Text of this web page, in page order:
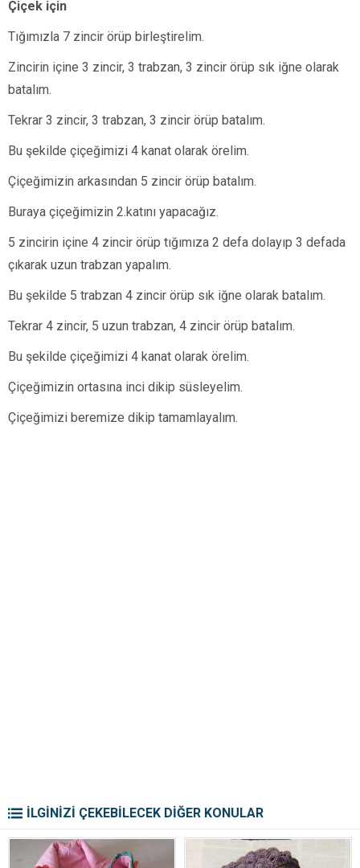
Çiçek için
Tığımızla 7 zincir örüp birleştirelim.
Zincirin içine 3 zincir, 3 trabzan, 3 zincir örüp sık iğne olarak
batalım.
Tekrar 3 zincir, 3 trabzan, 3 zincir örüp batalım.
Bu şekilde çiçeğimizi 4 kanat olarak örelim.
Çiçeğimizin arkasından 5 zincir örüp batalım.
Buraya çiçeğimizin 2.katını yapacağız.
5 zincirin içine 4 zincir örüp tığımıza 2 defa dolayıp 3 defada
çıkarak uzun trabzan yapalım.
Bu şekilde 5 trabzan 4 zincir örüp sık iğne olarak batalım.
Tekrar 4 zincir, 5 uzun trabzan, 4 zincir örüp batalım.
Bu şekilde çiçeğimizi 4 kanat olarak örelim.
Çiçeğimizin ortasına inci dikip süsleyelim.
Çiçeğimizi beremize dikip tamamlayalım.
İLGİNİZİ ÇEKEBİLECEK DİĞER KONULAR